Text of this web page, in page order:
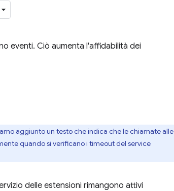
eventi. Ciò aumenta l'affidabilità dei
aggiunto un testo che indica che le chiamate alle
quando si verificano i timeout del service
delle estensioni rimangono attivi